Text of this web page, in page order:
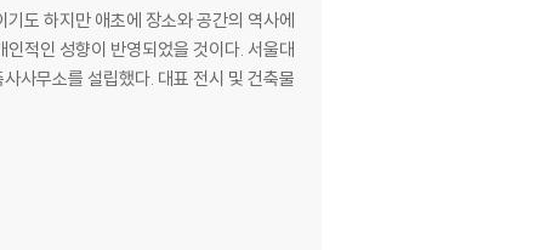
도 하지만 애초에 장소와 공간의 역사에
적인 성향이 반영되었을 것이다. 서울대
사무소를 설립했다. 대표 전시 및 건축물